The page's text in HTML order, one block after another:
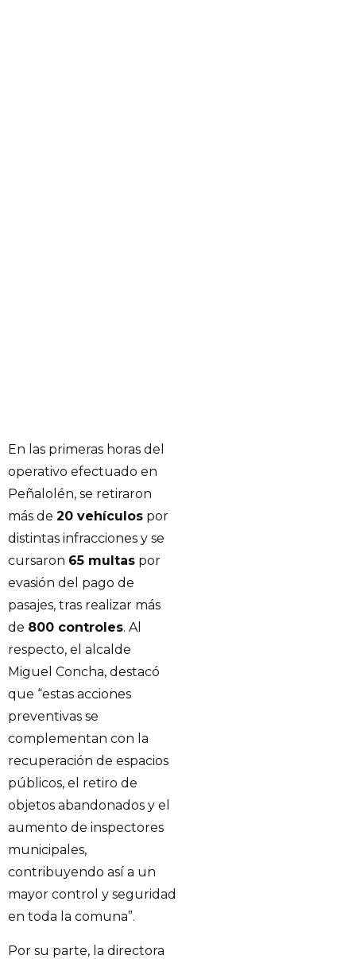
En las primeras horas del
operativo efectuado en
Peñalolén, se retiraron
más de 20 vehículos por
distintas infracciones y se
cursaron 65 multas por
evasión del pago de
pasajes, tras realizar más
de 800 controles. Al
respecto, el alcalde
Miguel Concha, destacó
que “estas acciones
preventivas se
complementan con la
recuperación de espacios
públicos, el retiro de
objetos abandonados y el
aumento de inspectores
municipales,
contribuyendo así a un
mayor control y seguridad
en toda la comuna”.
Por su parte, la directora